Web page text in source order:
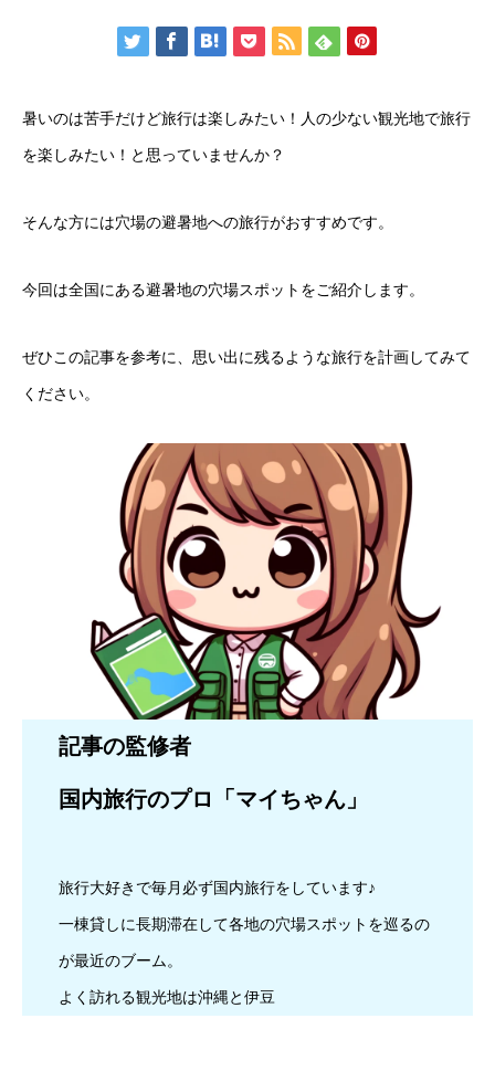
暑いのは苦手だけど旅行は楽しみたい！人の少ない観光地で旅行
を楽しみたい！と思っていませんか？
そんな方には穴場の避暑地への旅行がおすすめです。
今回は全国にある避暑地の穴場スポットをご紹介します。
ぜひこの記事を参考に、思い出に残るような旅行を計画してみて
ください。
記事の監修者
国内旅行のプロ「マイちゃん」
旅行大好きで毎月必ず国内旅行をしています♪
一棟貸しに長期滞在して各地の穴場スポットを巡るの
が最近のブーム。
よく訪れる観光地は沖縄と伊豆